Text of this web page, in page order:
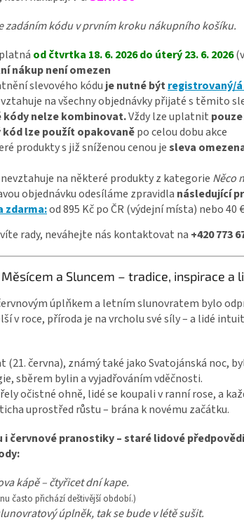
zadáním kódu v prvním kroku nákupního košíku.
od čtvrtka 18. 6. 2026 do úterý 23. 6. 2026
nákup není omezen
slevového kódu je nutné býtregistrovaný/á
vztahuje na všechny objednávky přijaté s těmito
kódy nelze kombinovat.Vždy lze uplatnit
kód lze použít opakovaněpo celou dobu akce
produkty s již sníženou cenou jesleva
nevztahuje na některé produkty z kategorie Něco
objednávku odesíláme zpravidla následující
zdarma:od 895 Kč po ČR (výdejní místa) nebo 40
rady, neváhejte nás kontaktovat na +420 773
Měsícem a Sluncem – tradice, inspirace a
úplňkem a letním slunovratem bylo
v roce, příroda je na vrcholu své síly – a lidé
(21. června), známý také jako Svatojánská noc,
sběrem bylin a vyjadřováním vděčnosti.
očistné ohně, lidé se koupali v ranní rose, a
uprostřed růstu – brána k novému začátku.
i červnové pranostiky – staré lidové
kápě – čtyřicet dní kape.
často přichází deštivější období.)
úplněk, tak se bude v létě sušit.